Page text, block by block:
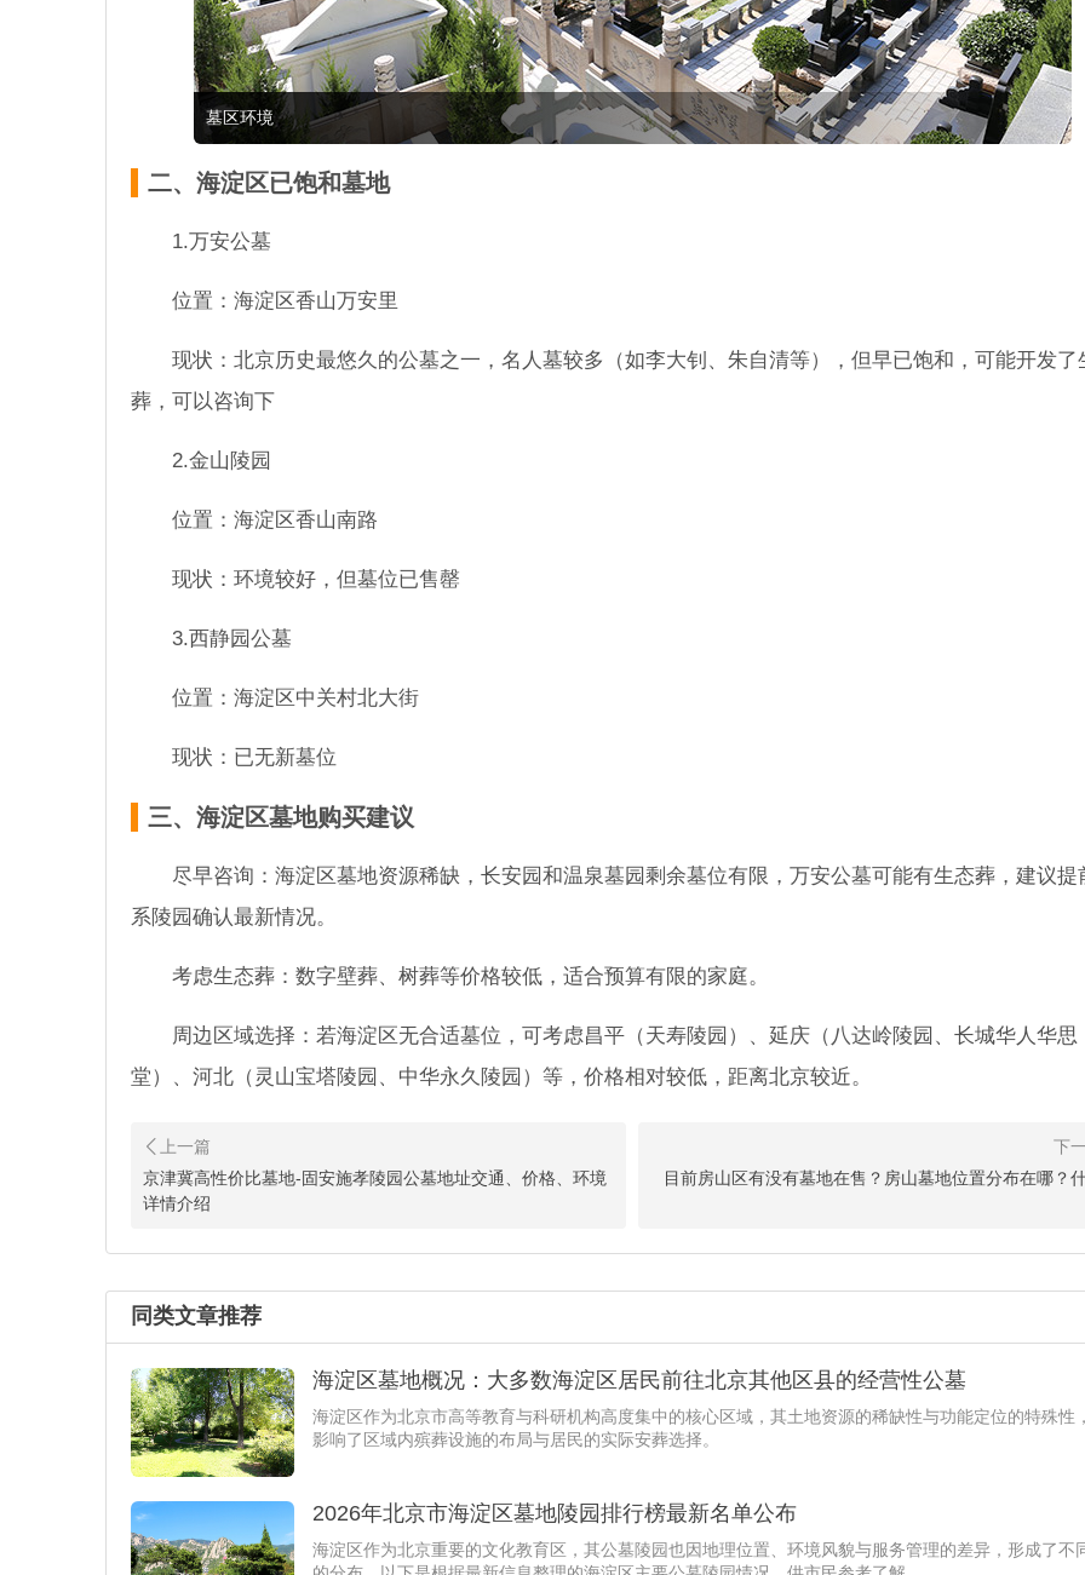
墓区环境
二、海淀区已饱和墓地
1.万安公墓
位置：海淀区香山万安里
现状：北京历史最悠久的公墓之一，名人墓较多（如李大钊、朱自清等），但早已饱和，可能开发了
葬，可以咨询下
2.金山陵园
位置：海淀区香山南路
现状：环境较好，但墓位已售罄
3.西静园公墓
位置：海淀区中关村北大街
现状：已无新墓位
三、海淀区墓地购买建议
尽早咨询：海淀区墓地资源稀缺，长安园和温泉墓园剩余墓位有限，万安公墓可能有生态葬，建议提
系陵园确认最新情况。
考虑生态葬：数字壁葬、树葬等价格较低，适合预算有限的家庭。
周边区域选择：若海淀区无合适墓位，可考虑昌平（天寿陵园）、延庆（八达岭陵园、长城华人华思
堂）、河北（灵山宝塔陵园、中华永久陵园）等，价格相对较低，距离北京较近。
京津冀高性价比墓地-固安施孝陵园公墓地址交通、价格、环境
详情介绍
目前房山区有没有墓地在售？房山墓地位置分布在哪？
同类文章推荐
海淀区墓地概况：大多数海淀区居民前往北京其他区县的经营性公墓
海淀区作为北京市高等教育与科研机构高度集中的核心区域，其土地资源的稀缺性与功能定位的特殊性
影响了区域内殡葬设施的布局与居民的实际安葬选择。
2026年北京市海淀区墓地陵园排行榜最新名单公布
海淀区作为北京重要的文化教育区，其公墓陵园也因地理位置、环境风貌与服务管理的差异，形成了不